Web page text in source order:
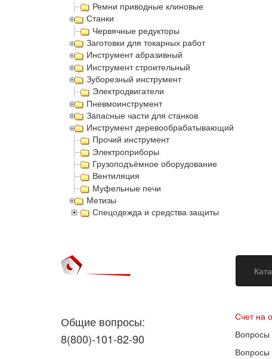
Ремни приводные клиновые
Станки
Червячные редукторы
Заготовки для токарных работ
Инструмент абразивный
Инструмент строительный
Зуборезный инструмент
Электродвигатели
Пневмоинструмент
Запасные части для станков
Инструмент деревообрабатывающий
Прочий инструмент
Электроприборы
Грузоподъёмное оборудование
Вентиляция
Муфельные печи
Метизы
Спецодежда и средства защиты
Общие вопросы:
8(800)-101-82-90
Счет на
Вопросы
Вопросы